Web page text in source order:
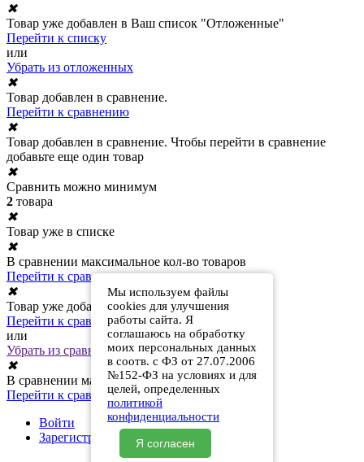
Мы используем файлы
cookies для улучшения
работы сайта. Я
соглашаюсь на обработку
моих персональных данных
в соотв. с ФЗ от 27.07.2006
№152-ФЗ на условиях и для
целей, определенных
политикой
конфиденциальности
Я согласен
✖
Товар уже добавлен в Ваш список "Отложенные"
Перейти к списку
или
Убрать из отложенных
✖
Товар добавлен в сравнение.
Перейти к сравнению
✖
Товар добавлен в сравнение. Чтобы перейти в сравнение
добавьте еще один товар
✖
Сравнить можно минимум
2 товара
✖
Товар уже в списке
✖
В сравнении максимальное кол-во товаров
Перейти к сравнению
✖
Товар уже добавлен в сравнение
Перейти к сравнению
или
Убрать из сравнения
✖
В сравнении максимальное кол-во товаров
Перейти к сравнению
Войти
Зарегистрироваться